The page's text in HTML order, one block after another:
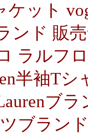
ケット
ンド 販
ラルフ
半袖T
ブ
ブラン